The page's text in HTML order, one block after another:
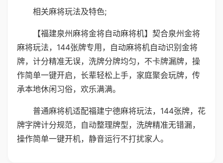
相关麻将玩法及特色;
【福建泉州麻将金将自动麻将机】契合泉州金将
麻将玩法，144张牌专用，自动麻将机自动识别金将
牌，计分精准无误，洗牌分牌均匀，不卡牌漏牌，操
作简单一键开启，长辈轻松上手，家庭聚会玩牌，传
承本地休闲习俗，欢乐满满。
普通麻将机适配福建宁德麻将玩法，144张牌，花
牌字牌计分规范，自动整理牌型，洗牌精准无错漏，
操作简单一键开机，静音运行不打扰家人。